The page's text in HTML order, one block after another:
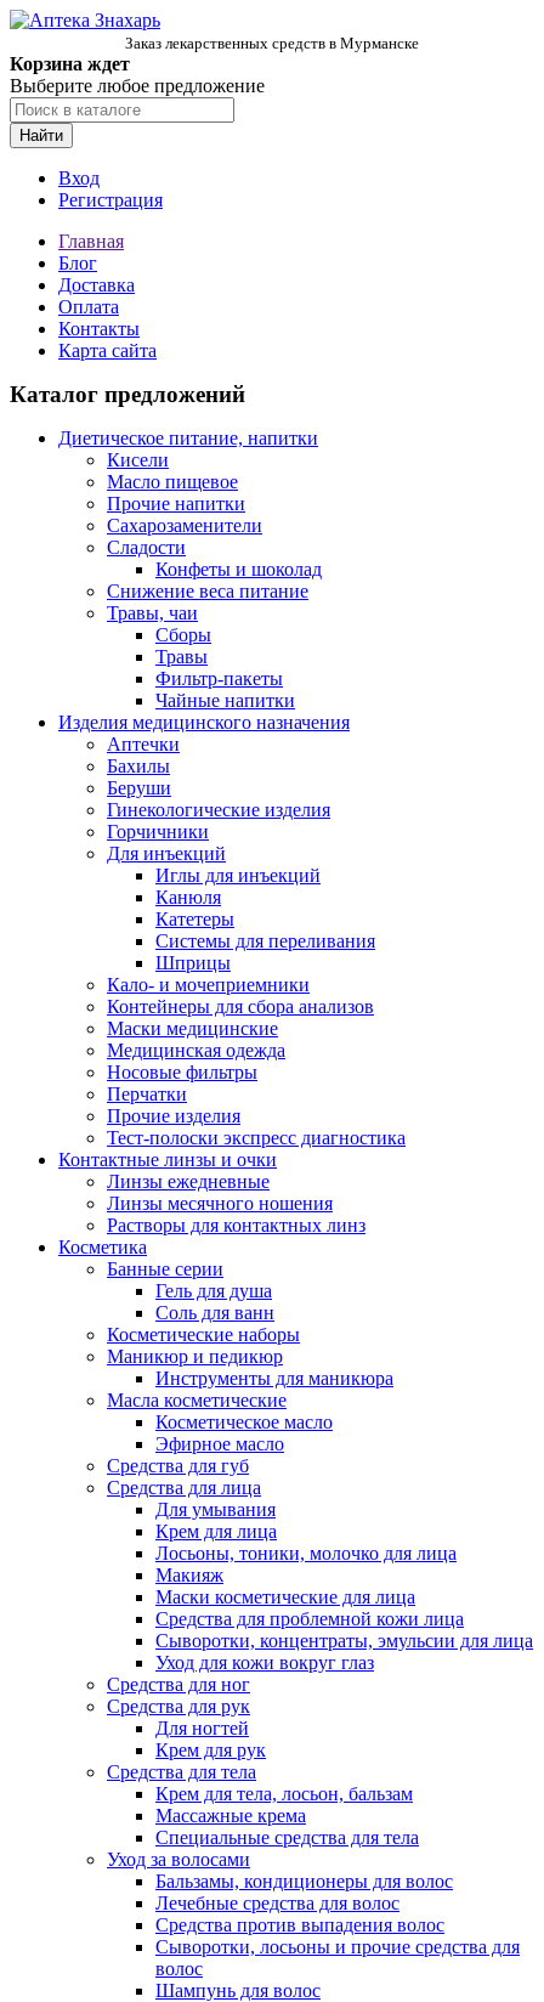
Заказ лекарственных средств в Мурманске
Корзина ждет
Выберите любое предложение
Найти
Вход
Регистрация
Главная
Блог
Доставка
Оплата
Контакты
Карта сайта
Каталог предложений
Диетическое питание, напитки
Кисели
Масло пищевое
Прочие напитки
Сахарозаменители
Сладости
Конфеты и шоколад
Снижение веса питание
Травы, чаи
Сборы
Травы
Фильтр-пакеты
Чайные напитки
Изделия медицинского назначения
Аптечки
Бахилы
Беруши
Гинекологические изделия
Горчичники
Для инъекций
Иглы для инъекций
Канюля
Катетеры
Системы для переливания
Шприцы
Кало- и мочеприемники
Контейнеры для сбора анализов
Маски медицинские
Медицинская одежда
Носовые фильтры
Перчатки
Прочие изделия
Тест-полоски экспресс диагностика
Контактные линзы и очки
Линзы ежедневные
Линзы месячного ношения
Растворы для контактных линз
Косметика
Банные серии
Гель для душа
Соль для ванн
Косметические наборы
Маникюр и педикюр
Инструменты для маникюра
Масла косметические
Косметическое масло
Эфирное масло
Средства для губ
Средства для лица
Для умывания
Крем для лица
Лосьоны, тоники, молочко для лица
Макияж
Маски косметические для лица
Средства для проблемной кожи лица
Сыворотки, концентраты, эмульсии для лица
Уход для кожи вокруг глаз
Средства для ног
Средства для рук
Для ногтей
Крем для рук
Средства для тела
Крем для тела, лосьон, бальзам
Массажные крема
Специальные средства для тела
Уход за волосами
Бальзамы, кондиционеры для волос
Лечебные средства для волос
Средства против выпадения волос
Сыворотки, лосьоны и прочие средства для
волос
Шампунь для волос